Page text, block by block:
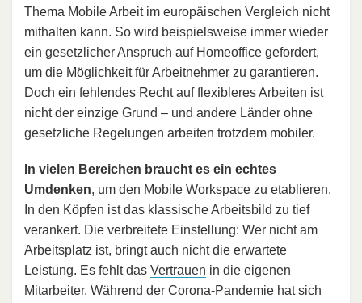
Thema Mobile Arbeit im europäischen Vergleich nicht
mithalten kann. So wird beispielsweise immer wieder
ein gesetzlicher Anspruch auf Homeoffice gefordert,
um die Möglichkeit für Arbeitnehmer zu garantieren.
Doch ein fehlendes Recht auf flexibleres Arbeiten ist
nicht der einzige Grund – und andere Länder ohne
gesetzliche Regelungen arbeiten trotzdem mobiler.
In vielen Bereichen braucht es ein echtes
Umdenken, um den Mobile Workspace zu etablieren.
In den Köpfen ist das klassische Arbeitsbild zu tief
verankert. Die verbreitete Einstellung: Wer nicht am
Arbeitsplatz ist, bringt auch nicht die erwartete
Leistung. Es fehlt das Vertrauen in die eigenen
Mitarbeiter. Während der Corona-Pandemie hat sich